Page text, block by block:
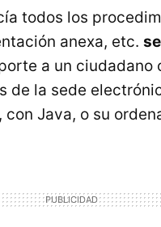
todos los
anexa, etc.
a un ciudadano
de la sede
Java, o su